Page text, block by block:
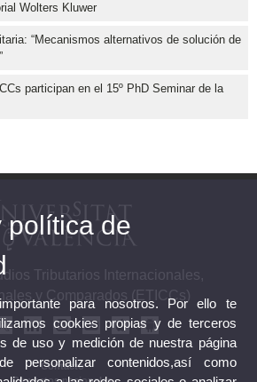
Wolters Kluwer
“Mecanismos alternativos de solución de
participan en el 15º PhD Seminar de la
Tributarios Internacionales,
y Comparados (ETICCs)
Contacto
política de
para nosotros. Por ello te
cookies propias y de terceros
de uso y medición de nuestra página
contenidos,así como